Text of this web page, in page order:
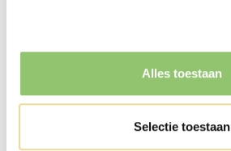
Alles toestaan
Selectie toestaan